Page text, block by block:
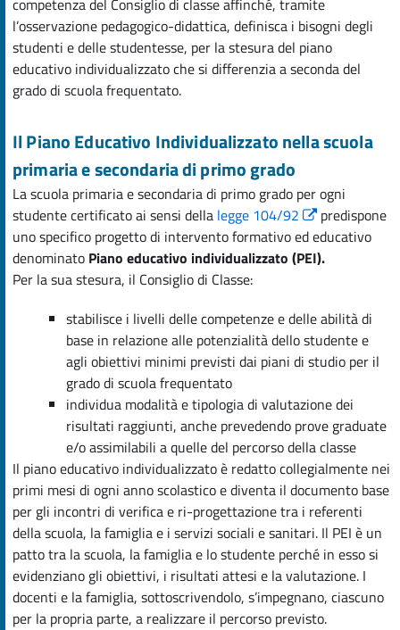
competenza del Consiglio di classe affinché, tramite
l’osservazione pedagogico-didattica, definisca i bisogni degli
studenti e delle studentesse, per la stesura del piano
educativo individualizzato che si differenzia a seconda del
grado di scuola frequentato.
Il Piano Educativo Individualizzato nella scuola
primaria e secondaria di primo grado
La scuola primaria e secondaria di primo grado per ogni
studente certificato ai sensi della legge 104/92
predispone
uno specifico progetto di intervento formativo ed educativo
denominato Piano educativo individualizzato (PEI).
Per la sua stesura, il Consiglio di Classe:
stabilisce i livelli delle competenze e delle abilità di
base in relazione alle potenzialità dello studente e
agli obiettivi minimi previsti dai piani di studio per il
grado di scuola frequentato
individua modalità e tipologia di valutazione dei
risultati raggiunti, anche prevedendo prove graduate
e/o assimilabili a quelle del percorso della classe
Il piano educativo individualizzato è redatto collegialmente nei
primi mesi di ogni anno scolastico e diventa il documento base
per gli incontri di verifica e ri-progettazione tra i referenti
della scuola, la famiglia e i servizi sociali e sanitari. Il PEI è un
patto tra la scuola, la famiglia e lo studente perché in esso si
evidenziano gli obiettivi, i risultati attesi e la valutazione. I
docenti e la famiglia, sottoscrivendolo, s’impegnano, ciascuno
per la propria parte, a realizzare il percorso previsto.